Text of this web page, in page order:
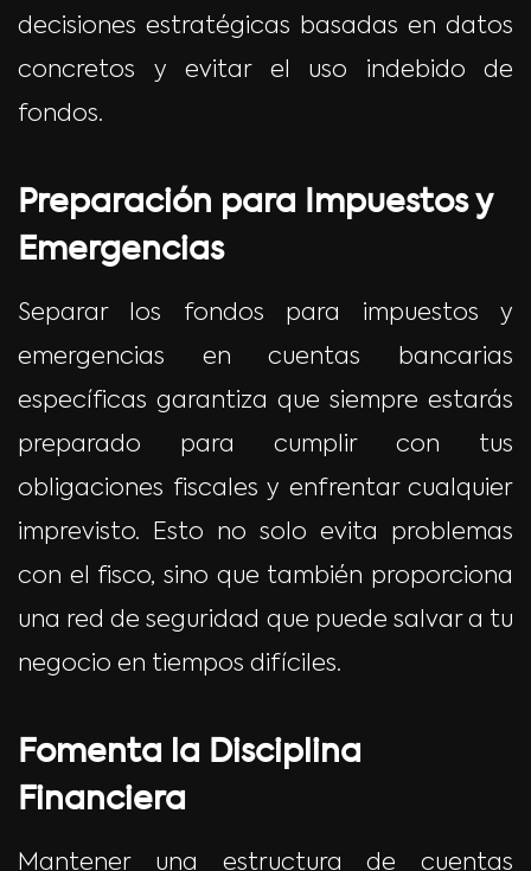
decisiones estratégicas basadas en datos
concretos y evitar el uso indebido de
fondos.
Preparación para Impuestos y
Emergencias
Separar los fondos para impuestos y
emergencias en cuentas bancarias
específicas garantiza que siempre estarás
preparado para cumplir con tus
obligaciones fiscales y enfrentar cualquier
imprevisto. Esto no solo evita problemas
con el fisco, sino que también proporciona
una red de seguridad que puede salvar a tu
negocio en tiempos difíciles.
Fomenta la Disciplina
Financiera
Mantener una estructura de cuentas